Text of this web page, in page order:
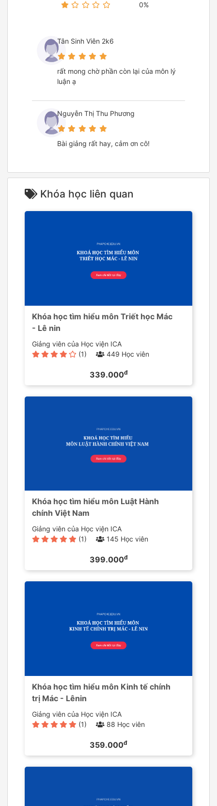
0%
Tân Sinh Viên 2k6
rất mong chờ phần còn lại của môn lý
luận ạ
Nguyễn Thị Thu Phương
Bài giảng rất hay, cảm ơn cô!
Khóa học liên quan
Khóa học tìm hiểu môn Triết học Mác
- Lê nin
Giảng viên của Học viện ICA
(1)
449 Học viên
339.000đ
Khóa học tìm hiểu môn Luật Hành
chính Việt Nam
Giảng viên của Học viện ICA
(1)
145 Học viên
399.000đ
Khóa học tìm hiểu môn Kinh tế chính
trị Mác - Lênin
Giảng viên của Học viện ICA
(1)
88 Học viên
359.000đ